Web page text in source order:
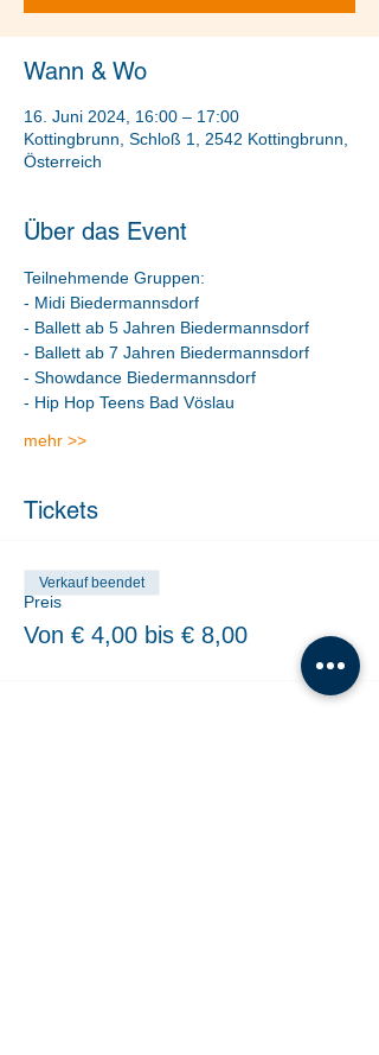
Wann & Wo
16. Juni 2024, 16:00 – 17:00
Kottingbrunn, Schloß 1, 2542 Kottingbrunn,
Österreich
Über das Event
Teilnehmende Gruppen:
- Midi Biedermannsdorf
- Ballett ab 5 Jahren Biedermannsdorf
- Ballett ab 7 Jahren Biedermannsdorf
- Showdance Biedermannsdorf
- Hip Hop Teens Bad Vöslau
mehr >>
Tickets
Preis
Von € 4,00 bis € 8,00
Verkauf beendet